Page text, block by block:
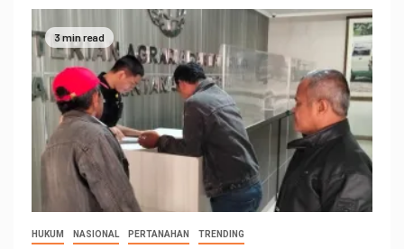
3 min read
HUKUM NASIONAL PERTANAHAN TRENDING